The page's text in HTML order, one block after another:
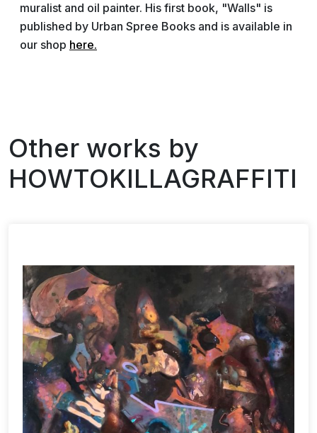
muralist and oil painter. His first book, "Walls" is
published by Urban Spree Books and is available in
our shop here.
Other works by
HOWTOKILLAGRAFFITI